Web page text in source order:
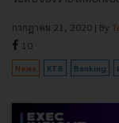
กรกฎาคม 21, 2020 | By
10
News KTB Banking